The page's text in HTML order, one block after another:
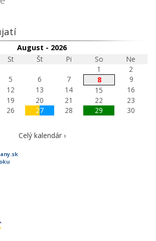
August - 2026
St Št Pi So
Ne
1
2
5 6 7 8
9
12 13 14 15
16
19 20 21 22
23
26 27 28 29
30
Celý kalendár ›